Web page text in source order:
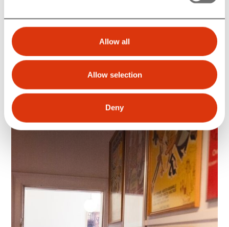
Allow all
Allow selection
Deny